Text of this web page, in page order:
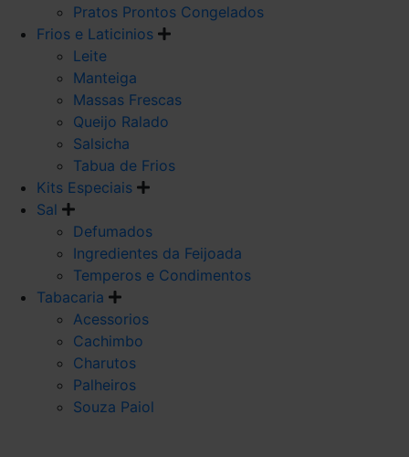
Pratos Prontos Congelados
Frios e Laticinios
Leite
Manteiga
Massas Frescas
Queijo Ralado
Salsicha
Tabua de Frios
Kits Especiais
Sal
Defumados
Ingredientes da Feijoada
Temperos e Condimentos
Tabacaria
Acessorios
Cachimbo
Charutos
Palheiros
Souza Paiol